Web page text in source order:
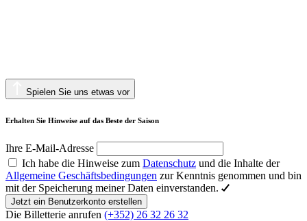
Spielen Sie uns etwas vor
Erhalten Sie Hinweise auf das Beste der Saison
Ihre E-Mail-Adresse
Ich habe die Hinweise zum Datenschutz und die Inhalte der
Allgemeine Geschäftsbedingungen zur Kenntnis genommen und bin
mit der Speicherung meiner Daten einverstanden.
Jetzt ein Benutzerkonto erstellen
Die Billetterie anrufen (+352) 26 32 26 32